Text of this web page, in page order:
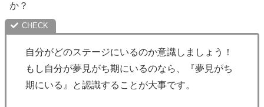
か？
自分がどのステージにいるのか意識しましょう！
もし自分が夢見がち期にいるのなら、『夢見がち
期にいる』と認識することが大事です。